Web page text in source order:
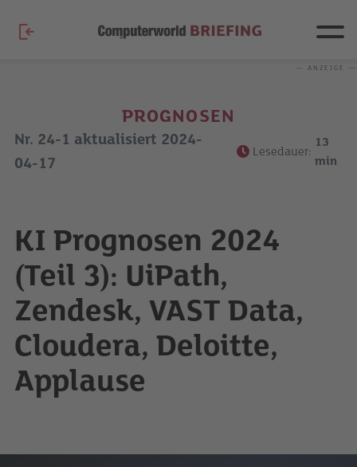
— ANZEIGE —
PROGNOSEN
Nr. 24-1 aktualisiert 2024-
04-17
Lesedauer:
13
min
KI Prognosen 2024
(Teil 3): UiPath,
Zendesk, VAST Data,
Cloudera, Deloitte,
Applause